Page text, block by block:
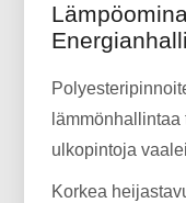
ulkopintoja
Korkea